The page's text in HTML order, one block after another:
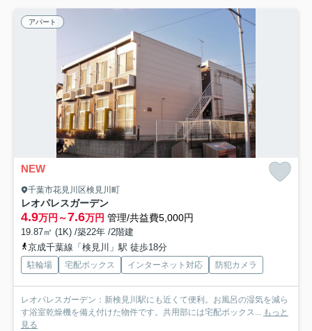
アパート
NEW
千葉市花見川区検見川町
レオパレスガーデン
4.9万円～7.6万円 管理/共益費5,000円
19.87㎡ (1K) /築22年 /2階建
京成千葉線「検見川」駅 徒歩18分
駐輪場 宅配ボックス インターネット対応 防犯カメラ
レオパレスガーデン：新検見川駅にも近くて便利。お風呂の湿気を減ら
す浴室乾燥機を備え付けた物件です。共用部には宅配ボックス... もっと
見る